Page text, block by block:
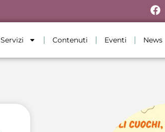
Servizi Contenuti Eventi News